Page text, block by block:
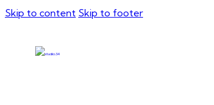
Skip to content Skip to footer